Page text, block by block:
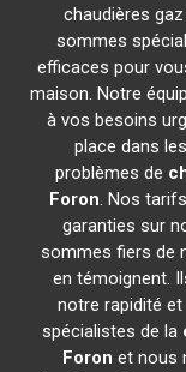
chaudières
sommes
efficaces pour
maison. Notre
à vos besoins
place dans
problèmes de
Foron. Nos
garanties sur
sommes fiers de
en témoignent.
notre rapidité
spécialistes de la
Foron et nous